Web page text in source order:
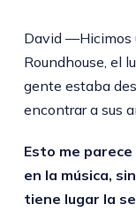
David —Hicimos
Roundhouse, el
gente estaba
encontrar a sus
Esto me
en la música,
tiene lugar la